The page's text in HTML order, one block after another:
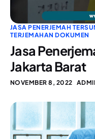
JASA PENERJEMAH
TERJEMAHAN DOKUMEN
Jasa
Jakarta Barat
NOVEMBER 8, 2022